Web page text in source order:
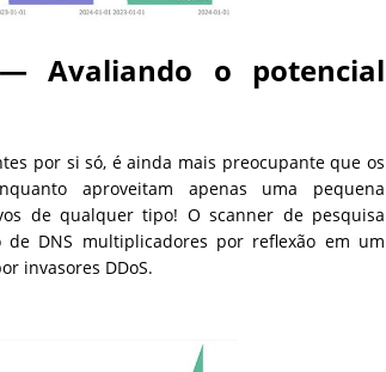
Avaliando o potencial
por si só, é ainda mais preocupante que os
aproveitam apenas uma pequena
de qualquer tipo! O scanner de pesquisa
de DNS multiplicadores por reflexão em um
invasores DDoS.